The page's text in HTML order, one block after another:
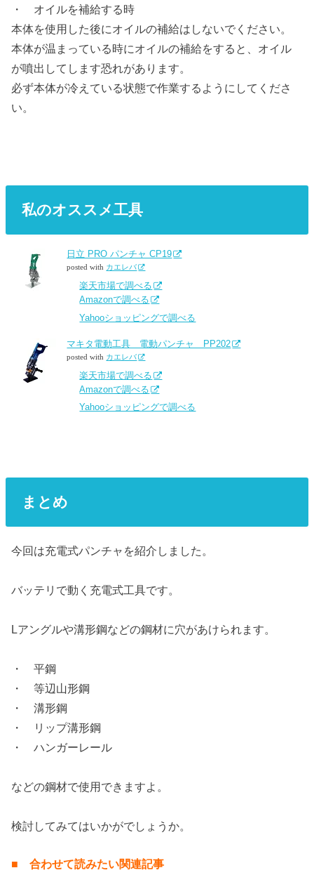
・ オイルを補給する時
本体を使用した後にオイルの補給はしないでください。
本体が温まっている時にオイルの補給をすると、オイル
が噴出してします恐れがあります。
必ず本体が冷えている状態で作業するようにしてくださ
い。
私のオススメ工具
日立 PRO パンチャ CP19
posted with カエレバ
楽天市場で調べる
Amazonで調べる
Yahooショッピングで調べる
マキタ電動工具 電動パンチャ PP202
posted with カエレバ
楽天市場で調べる
Amazonで調べる
Yahooショッピングで調べる
まとめ
今回は充電式パンチャを紹介しました。
バッテリで動く充電式工具です。
Lアングルや溝形鋼などの鋼材に穴があけられます。
・ 平鋼
・ 等辺山形鋼
・ 溝形鋼
・ リップ溝形鋼
・ ハンガーレール
などの鋼材で使用できますよ。
検討してみてはいかがでしょうか。
■ 合わせて読みたい関連記事